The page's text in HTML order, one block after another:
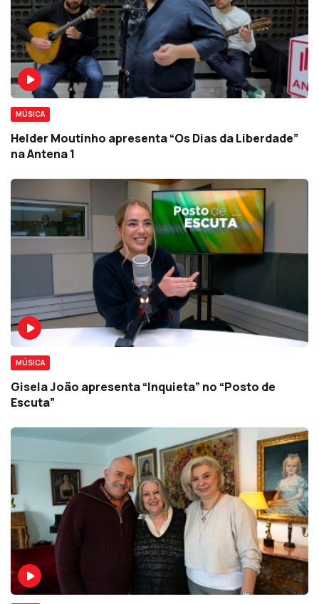
MÚSICA
Helder Moutinho apresenta “Os Dias da Liberdade”
na Antena 1
MÚSICA
Gisela João apresenta “Inquieta” no “Posto de
Escuta”